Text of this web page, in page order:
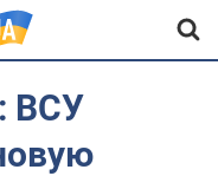
ВСУ